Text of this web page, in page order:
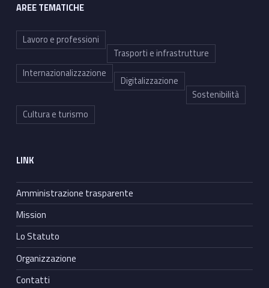
AREE TEMATICHE
Lavoro e professioni
Trasporti e infrastrutture
Internazionalizzazione
Digitalizzazione
Sostenibilità
Cultura e turismo
LINK
Amministrazione trasparente
Mission
Lo Statuto
Organizzazione
Contatti